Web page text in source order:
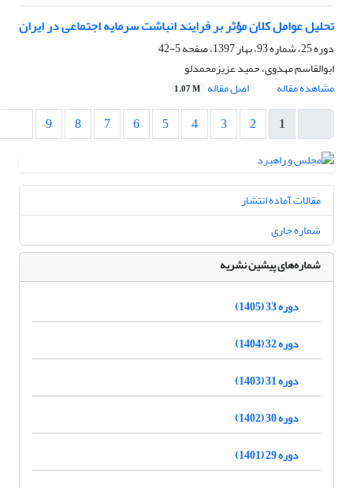
تحلیل عوامل کلان مؤثر بر فرایند انباشت سرمایه اجتماعی در ایران
دوره 25، شماره 93، بهار 1397، صفحه
5-42
ابوالقاسم مهدوی، حمید عزیزمحمدلو
مشاهده مقاله
اصل مقاله 1.07 M
1
2
3
4
5
6
7
8
9
مقالات آماده انتشار
شماره جاری
شماره‌های پیشین نشریه
دوره 33 (1405)
دوره 32 (1404)
دوره 31 (1403)
دوره 30 (1402)
دوره 29 (1401)